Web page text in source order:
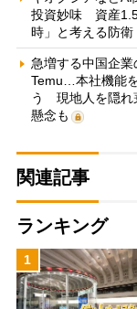
投資妙味 資産1.5
時」と考える防
急増する中国企業
Temu…本社機能
う 現地人を隠れ
懸念も
関連記事
ランキング
1